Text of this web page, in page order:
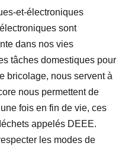
sont
dans nos vies
tâches domestiques pour
bricolage, nous servent à
nous permettent de
fois en fin de vie, ces
appelés DEEE.
les modes de